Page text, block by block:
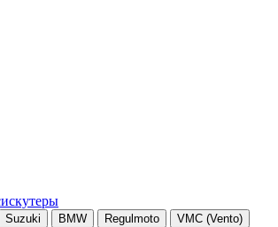
Suzuki BMW Regulmoto VMC (Vento)